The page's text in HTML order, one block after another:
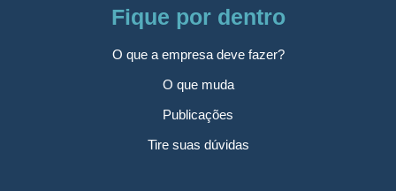
Fique por dentro
O que a empresa deve fazer?
O que muda
Publicações
Tire suas dúvidas